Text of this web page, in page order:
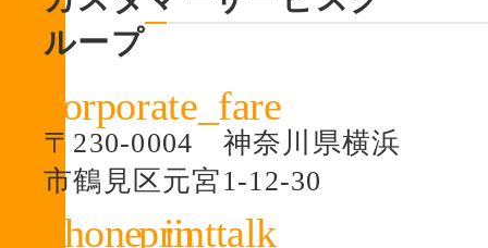
ループ
〒230-0004 神奈川県横浜
市鶴見区元宮1-12-30